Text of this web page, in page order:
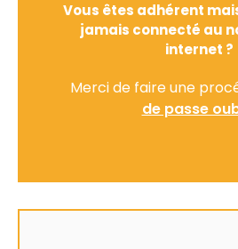
Vous êtes adhérent
jamais connecté au
internet ?
Merci de faire une
de passe